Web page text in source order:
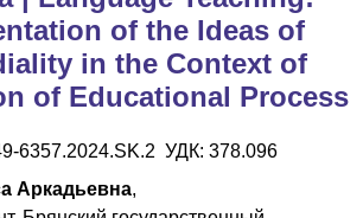
of the Ideas of
in the Context of
of Educational Process
6357.2024.SK.2 УДК: 378.096
Аркадьевна,